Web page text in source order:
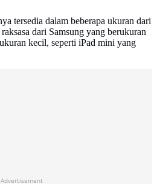
tersedia dalam beberapa ukuran dari
dari Samsung yang berukuran
kecil, seperti iPad mini yang
Advertisement